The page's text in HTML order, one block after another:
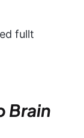
fullt
Brain